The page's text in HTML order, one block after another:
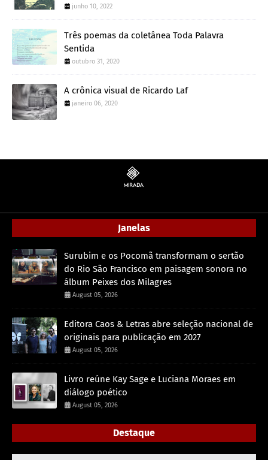
junho 10, 2022
Três poemas da coletânea Toda Palavra
Sentida
outubro 31, 2020
A crônica visual de Ricardo Laf
janeiro 06, 2020
Janelas
Surubim e os Pocomã transformam o sertão
do Rio São Francisco em paisagem sonora no
álbum Peixes dos Milagres
August 05, 2026
Editora Caos & Letras abre seleção nacional de
originais para publicação em 2027
August 05, 2026
Livro reúne Kay Sage e Luciana Moraes em
diálogo poético
August 05, 2026
Destaque